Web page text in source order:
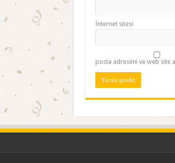
İnternet sitesi
posta adresimi ve web site